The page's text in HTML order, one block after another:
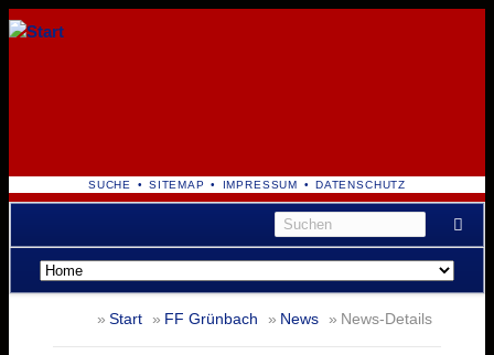
NAVIGATION
ÜBERSPRINGEN
SUCHE SITEMAP IMPRESSUM DATENSCHUTZ
Navigation
überspringen
Start FF Grünbach News News-Details